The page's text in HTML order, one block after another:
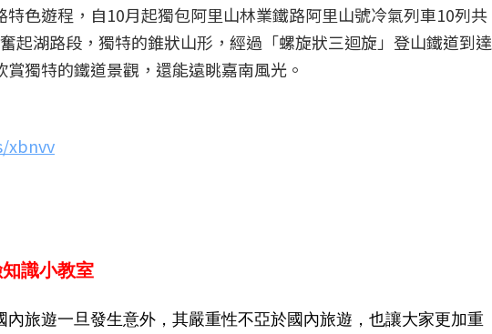
色遊程，自10月起獨包阿里山林業鐵路阿里山號冷氣列車10列共
起湖路段，獨特的錐狀山形，經過「螺旋狀三迴旋」登山鐵道到達
獨特的鐵道景觀，還能遠眺嘉南風光。
xbnvv
識小教室
旅遊一旦發生意外，其嚴重性不亞於國內旅遊，也讓大家更加重